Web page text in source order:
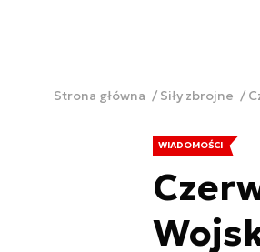
Strona główna Siły zbrojne
WIADOMOŚCI